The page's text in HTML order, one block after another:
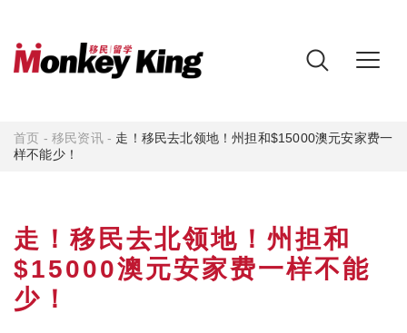
首页 -移民资讯- 走！移民去北领地！州担和$15000澳元安家费一
样不能少！
走！移民去北领地！州担和
$15000澳元安家费一样不能
少！